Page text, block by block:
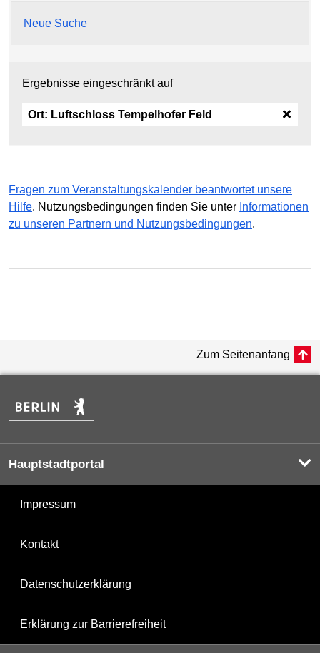
Neue Suche
Ergebnisse eingeschränkt auf
Ort: Luftschloss Tempelhofer Feld
Fragen zum Veranstaltungskalender beantwortet unsere
Hilfe. Nutzungsbedingungen finden Sie unter Informationen
zu unseren Partnern und Nutzungsbedingungen.
Zum Seitenanfang
Hauptstadtportal
Impressum
Kontakt
Datenschutzerklärung
Erklärung zur Barrierefreiheit